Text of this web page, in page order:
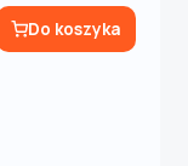
Do koszyka